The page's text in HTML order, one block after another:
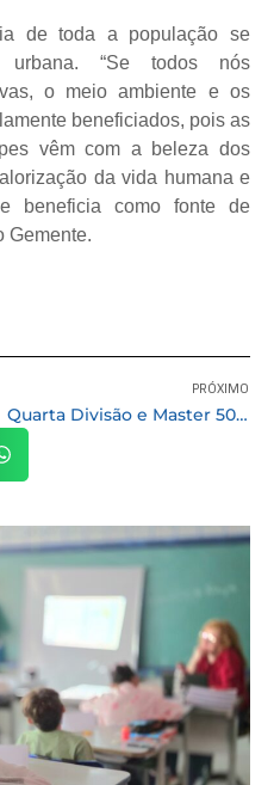
de toda a população se
urbana. “Se todos nós
o meio ambiente e os
beneficiados, pois as
vêm com a beleza dos
da vida humana e
beneficia como fonte de
Gemente.
PRÓXIMO
Quarta Divisão e Master 50 estreiam no Campeonato de Futebol domingo (15/03)